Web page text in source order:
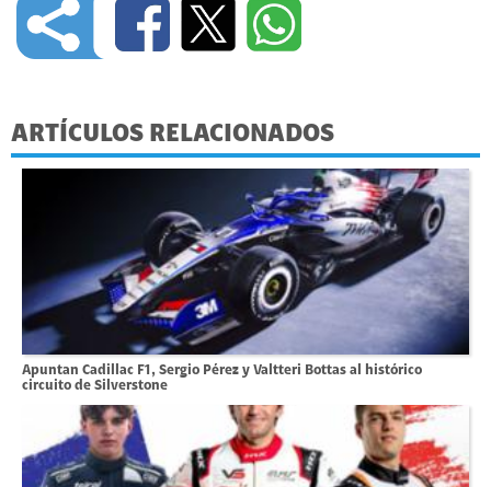
ARTÍCULOS RELACIONADOS
Apuntan Cadillac F1, Sergio Pérez y Valtteri Bottas al histórico
circuito de Silverstone